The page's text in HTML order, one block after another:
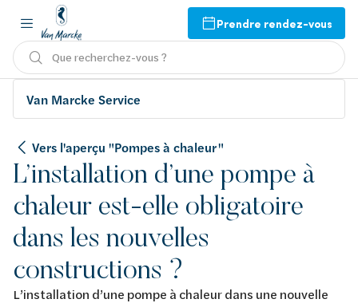
Prendre rendez-vous
Que recherchez-vous ?
Van Marcke Service
Vers l'aperçu "Pompes à chaleur "
L’installation d’une pompe à
chaleur est-elle obligatoire
dans les nouvelles
constructions ?
L’installation d’une pompe à chaleur dans une nouvelle